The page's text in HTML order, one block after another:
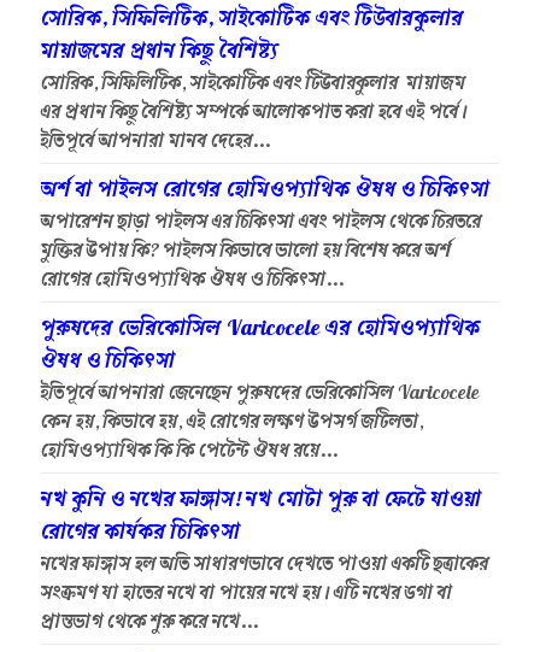
সোরিক, সিফিলিটিক, সাইকোটিক এবং টিউবারকুলার
মায়াজমের প্রধান কিছু বৈশিষ্ট্য
সোরিক, সিফিলিটিক, সাইকোটিক এবং টিউবারকুলার মায়াজম
এর প্রধান কিছু বৈশিষ্ট্য সম্পর্কে আলোকপাত করা হবে এই পর্বে।
ইতিপূর্বে আপনারা মানব দেহের...
অর্শ বা পাইলস রোগের হোমিওপ্যাথিক ঔষধ ও চিকিৎসা
অপারেশন ছাড়া পাইলস এর চিকিৎসা এবং পাইলস থেকে চিরতরে
মুক্তির উপায় কি? পাইলস কিভাবে ভালো হয় বিশেষ করে অর্শ
রোগের হোমিওপ্যাথিক ঔষধ ও চিকিৎসা...
পুরুষদের ভেরিকোসিল Varicocele এর হোমিওপ্যাথিক
ঔষধ ও চিকিৎসা
ইতিপূর্বে আপনারা জেনেছেন পুরুষদের ভেরিকোসিল Varicocele
কেন হয়, কিভাবে হয়, এই রোগের লক্ষণ উপসর্গ জটিলতা,
হোমিওপ্যাথিক কি কি পেটেন্ট ঔষধ রয়ে...
নখ কুনি ও নখের ফাঙ্গাস! নখ মোটা পুরু বা ফেটে যাওয়া
রোগের কার্যকর চিকিৎসা
নখের ফাঙ্গাস হল অতি সাধারণভাবে দেখতে পাওয়া একটি ছত্রাকের
সংক্রমণ যা হাতের নখে বা পায়ের নখে হয়। এটি নখের ডগা বা
প্রান্তভাগ থেকে শুরু করে নখে...